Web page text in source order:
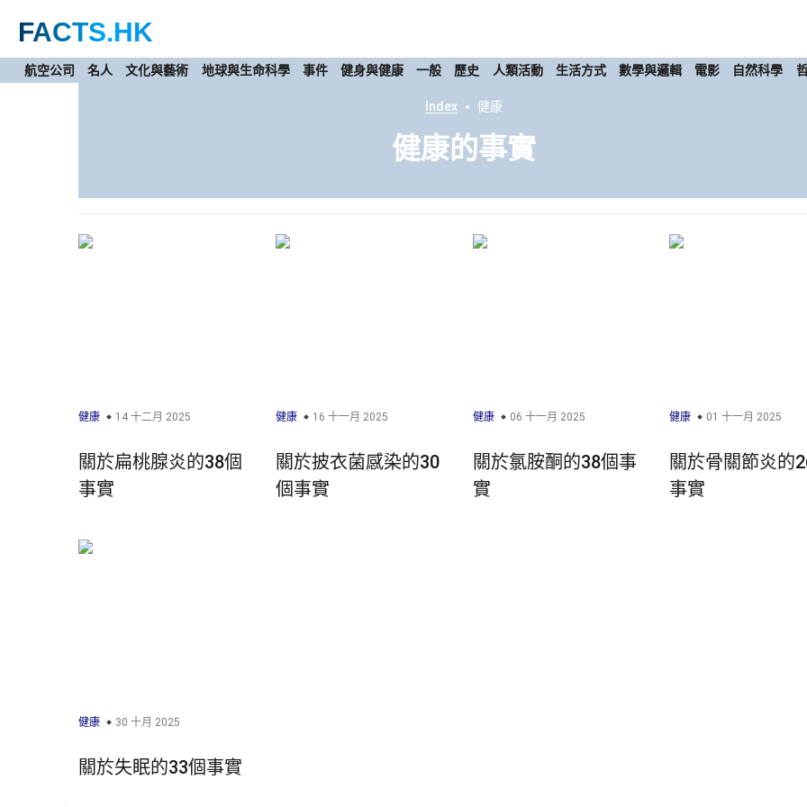
FACTS.HK
航空公司 名人 文化與藝術 地球與生命科學 事件 健身與健康 一般 歷史 人類活動 生活方式 數學與邏輯 電影 自然科學
Index 健康
健康的事實
健康 14 十二月 2025
關於扁桃腺炎的38個
事實
健康 16 十一月 2025
關於披衣菌感染的30
個事實
健康 06 十一月 2025
關於氯胺酮的38個事
實
健康 01 十一月 2025
關於骨關節炎的
事實
健康 30 十月 2025
關於失眠的33個事實